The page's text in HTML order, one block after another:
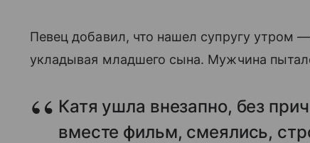
Певец добавил, что нашел супругу утром
укладывая младшего сына. Мужчина
Катя ушла внезапно, без
вместе фильм, смеялись,